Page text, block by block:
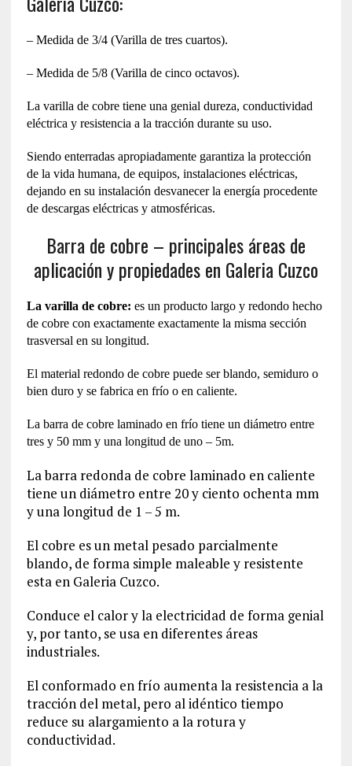
– Medida de 3/4 (Varilla de tres cuartos).
– Medida de 5/8 (Varilla de cinco octavos).
La varilla de cobre tiene una genial dureza, conductividad
eléctrica y resistencia a la tracción durante su uso.
Siendo enterradas apropiadamente garantiza la protección
de la vida humana, de equipos, instalaciones eléctricas,
dejando en su instalación desvanecer la energía procedente
de descargas eléctricas y atmosféricas.
Barra de cobre – principales áreas de
aplicación y propiedades en Galeria Cuzco
La varilla de cobre: es un producto largo y redondo hecho
de cobre con exactamente exactamente la misma sección
trasversal en su longitud.
El material redondo de cobre puede ser blando, semiduro o
bien duro y se fabrica en frío o en caliente.
La barra de cobre laminado en frío tiene un diámetro entre
tres y 50 mm y una longitud de uno – 5m.
La barra redonda de cobre laminado en caliente
tiene un diámetro entre 20 y ciento ochenta mm
y una longitud de 1 – 5 m.
El cobre es un metal pesado parcialmente
blando, de forma simple maleable y resistente
esta en Galeria Cuzco.
Conduce el calor y la electricidad de forma genial
y, por tanto, se usa en diferentes áreas
industriales.
El conformado en frío aumenta la resistencia a la
tracción del metal, pero al idéntico tiempo
reduce su alargamiento a la rotura y
conductividad.